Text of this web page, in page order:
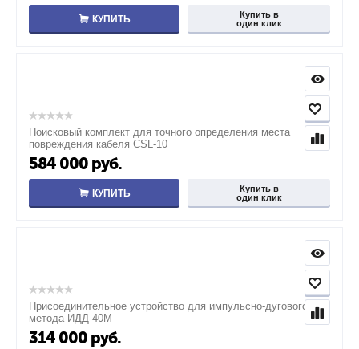
КУПИТЬ
Купить в
один клик
Поисковый комплект для точного определения места
повреждения кабеля CSL-10
584 000 руб.
КУПИТЬ
Купить в
один клик
Присоединительное устройство для импульсно-дугового
метода ИДД-40M
314 000 руб.